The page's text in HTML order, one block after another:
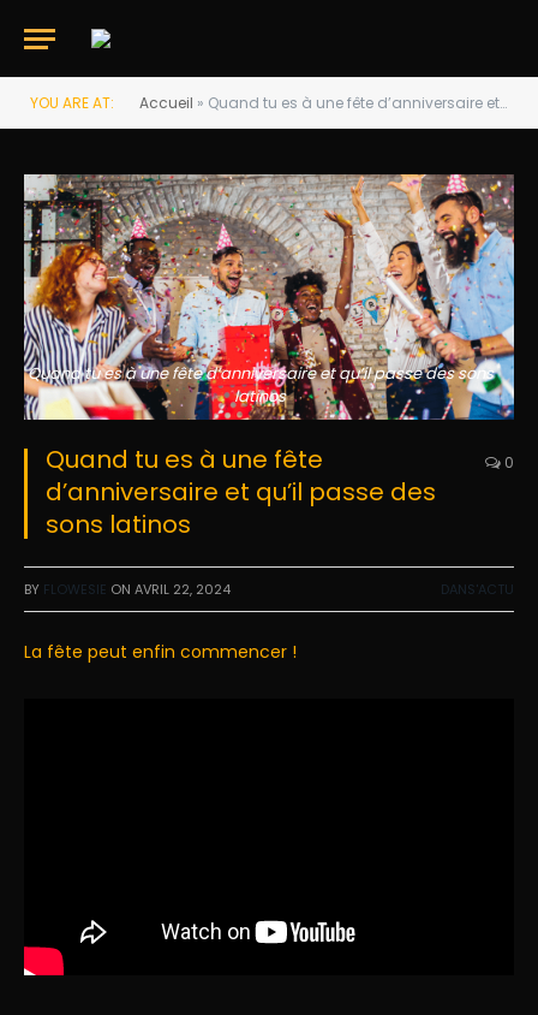
YOU ARE AT: Accueil » Quand tu es à une fête d’anniversaire et qu’il passe des sons latinos
Quand tu es à une fête d’anniversaire et qu’il passe des sons
latinos
Quand tu es à une fête
d’anniversaire et qu’il passe des
sons latinos
0
BY FLOWESIE ON AVRIL 22, 2024 DANS'ACTU
La fête peut enfin commencer !